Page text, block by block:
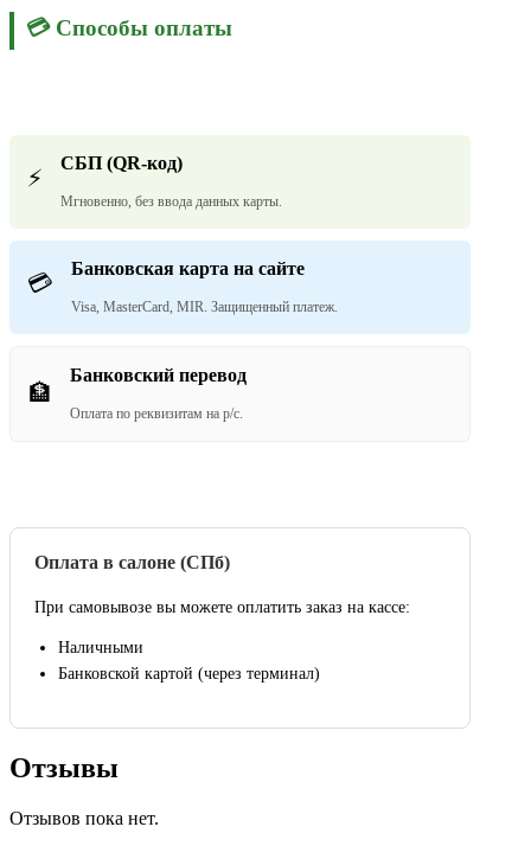
💳 Способы оплаты
⚡
СБП (QR-код)
Мгновенно, без ввода данных карты.
💳
Банковская карта на сайте
Visa, MasterCard, MIR. Защищенный платеж.
🏦
Банковский перевод
Оплата по реквизитам на р/с.
Оплата в салоне (СПб)
При самовывозе вы можете оплатить заказ на кассе:
Наличными
Банковской картой (через терминал)
Отзывы
Отзывов пока нет.